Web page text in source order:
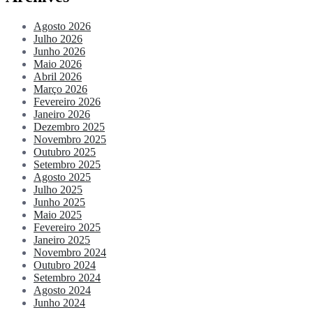
Agosto 2026
Julho 2026
Junho 2026
Maio 2026
Abril 2026
Março 2026
Fevereiro 2026
Janeiro 2026
Dezembro 2025
Novembro 2025
Outubro 2025
Setembro 2025
Agosto 2025
Julho 2025
Junho 2025
Maio 2025
Fevereiro 2025
Janeiro 2025
Novembro 2024
Outubro 2024
Setembro 2024
Agosto 2024
Junho 2024